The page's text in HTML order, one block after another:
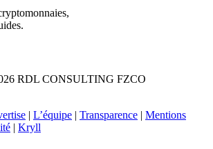
RDL CONSULTING FZCO
| L’équipe | Transparence | Mentions
| Kryll